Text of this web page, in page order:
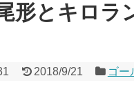
形とキロラ
2018/9/21 ゴー